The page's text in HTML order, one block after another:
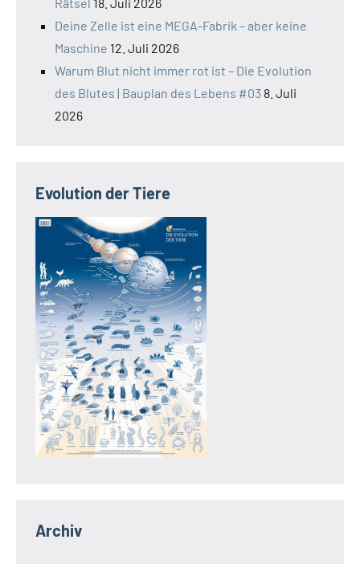
Deine Zelle ist eine MEGA-Fabrik – aber keine
Maschine 12. Juli 2026
Warum Blut nicht immer rot ist – Die Evolution
des Blutes | Bauplan des Lebens #03 8. Juli
2026
Evolution der Tiere
Archiv